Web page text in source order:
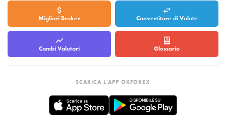
Migliori Broker Convertitore di Valute
Cambi Valutari Glossario
SCARICA L'APP OKFOREX